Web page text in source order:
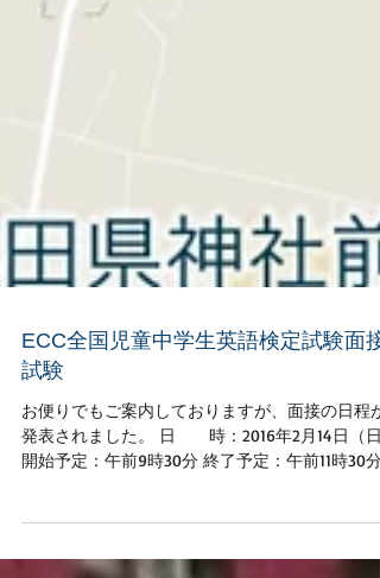
ECC全国児童中学生英語検定試験面接
試験
開始予定：午前9時30分 終了予定：午前11時30分